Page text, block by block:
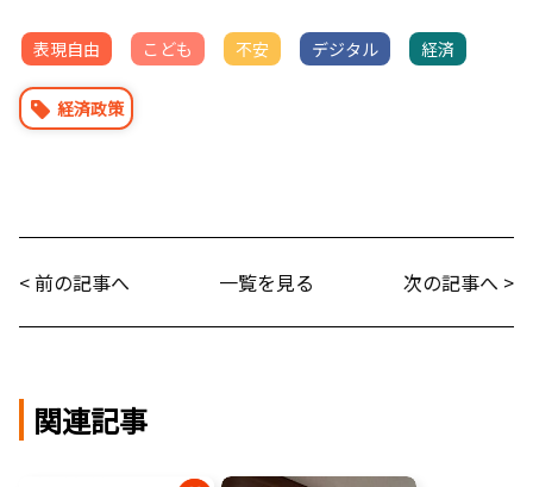
表現自由 こども 不安 デジタル 経済
経済政策
< 前の記事へ 一覧を見る 次の記事へ >
関連記事